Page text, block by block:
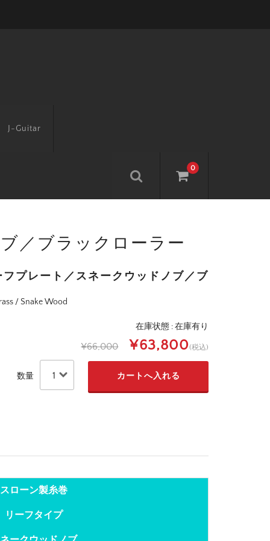
0
J-Guitar
／ブラックローラー
プレート／スネークウッドノブ／ブ
/ Snake Wood
在庫状態 : 在庫有り
¥66,000 ¥63,800(税込)
数量
スローン製糸巻
リーフタイプ